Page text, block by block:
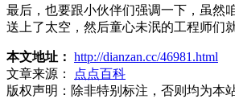
最后，也要跟小伙伴们强调一下，虽然
送上了太空，然后童心未泯的工程师
本文地址： http://dianzan.cc/46981.html
文章来源：
点点百科
版权声明： 除非特别标注，否则均为本